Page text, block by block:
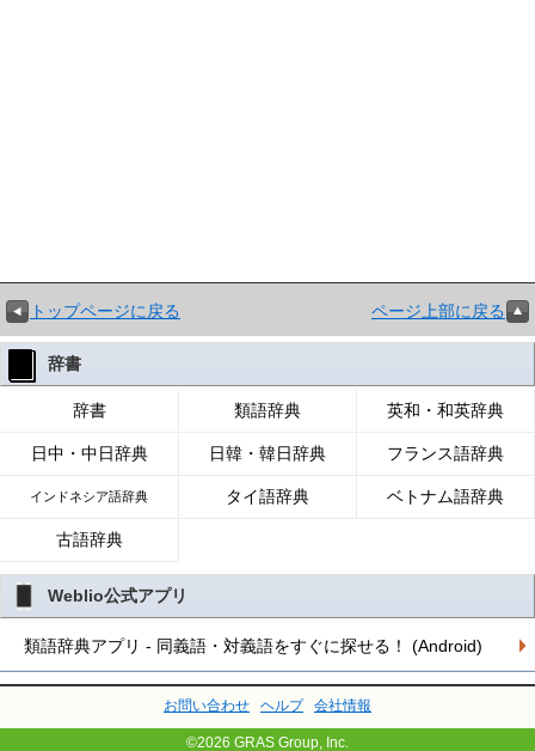
トップページに戻る ページ上部に戻る
辞書
辞書 類語辞典 英和・和英辞典
日中・中日辞典 日韓・韓日辞典 フランス語辞典
インドネシア語辞典 タイ語辞典 ベトナム語辞典
古語辞典
Weblio公式アプリ
類語辞典アプリ - 同義語・対義語をすぐに探せる！ (Android)
お問い合わせ ヘルプ 会社情報
©2026 GRAS Group, Inc.